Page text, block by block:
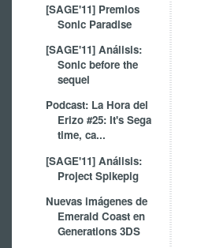
[SAGE'11] Premios
Sonic Paradise
[SAGE'11] Análisis:
Sonic before the
sequel
Podcast: La Hora del
Erizo #25: It's Sega
time, ca...
[SAGE'11] Análisis:
Project Spikepig
Nuevas imágenes de
Emerald Coast en
Generations 3DS